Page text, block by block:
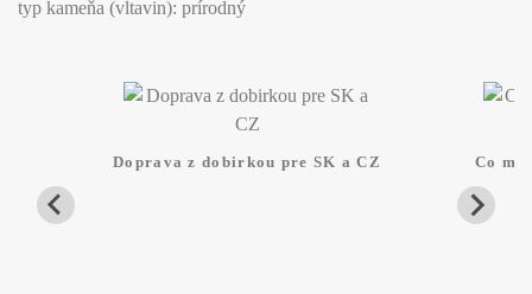
typ kameňa (vltavin): prírodný
Doprava z dobirkou pre SK a CZ Co